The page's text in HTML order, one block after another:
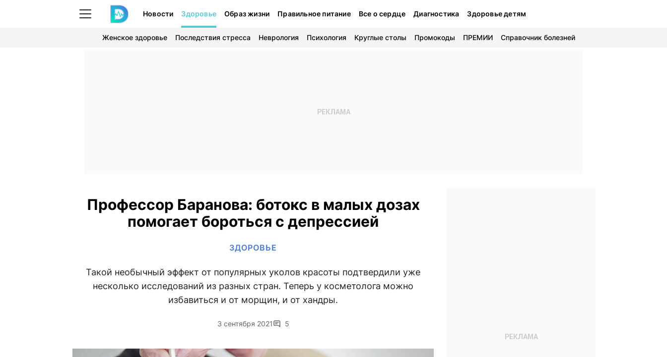
Новости Здоровье Образ жизни Правильное питание Все о сердце Диагностика Здоровье детям
Женское здоровье Последствия стресса Неврология Психология Круглые столы Промокоды ПРЕМИИ Справочник болезней
Профессор Баранова: ботокс в малых дозах
помогает бороться с депрессией
ЗДОРОВЬЕ
Такой необычный эффект от популярных уколов красоты подтвердили уже
несколько исследований из разных стран. Теперь у косметолога можно
избавиться и от морщин, и от хандры.
3 сентября 2021 5